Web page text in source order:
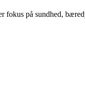
fokus på sundhed,